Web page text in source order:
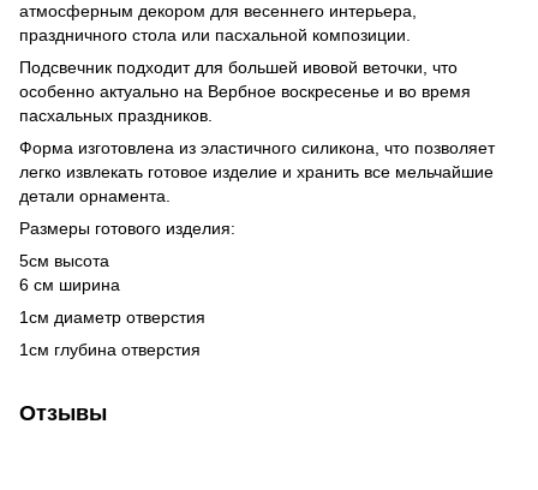
атмосферным декором для весеннего интерьера,
праздничного стола или пасхальной композиции.
Подсвечник подходит для большей ивовой веточки, что
особенно актуально на Вербное воскресенье и во время
пасхальных праздников.
Форма изготовлена ​​из эластичного силикона, что позволяет
легко извлекать готовое изделие и хранить все мельчайшие
детали орнамента.
Размеры готового изделия:
5см высота
6 см ширина
1см диаметр отверстия
1см глубина отверстия
Отзывы